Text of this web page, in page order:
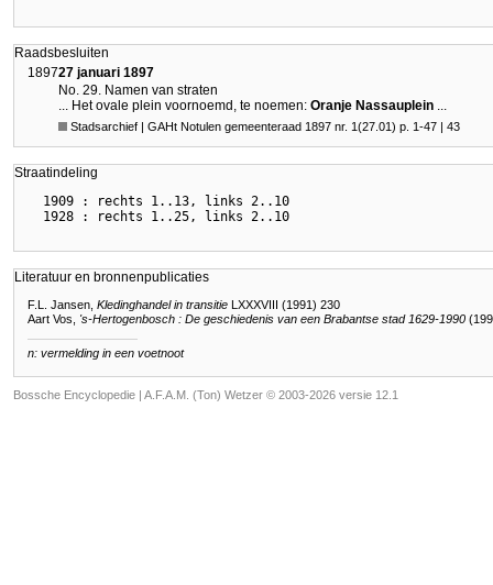
Raadsbesluiten
189727 januari 1897
No. 29. Namen van straten
... Het ovale plein voornoemd, te noemen: Oranje Nassauplein ...
Stadsarchief | GAHt Notulen gemeenteraad 1897 nr. 1(27.01) p. 1-47 | 43
Straatindeling
  1909 : rechts 1..13, links 2..10
Literatuur en bronnenpublicaties
F.L. Jansen, Kledinghandel in transitie LXXXVIII (1991) 230
Aart Vos, 's-Hertogenbosch : De geschiedenis van een Brabantse stad 1629-1990
n: vermelding in een voetnoot
Bossche Encyclopedie | A.F.A.M. (Ton) Wetzer © 2003-2026 versie 12.1